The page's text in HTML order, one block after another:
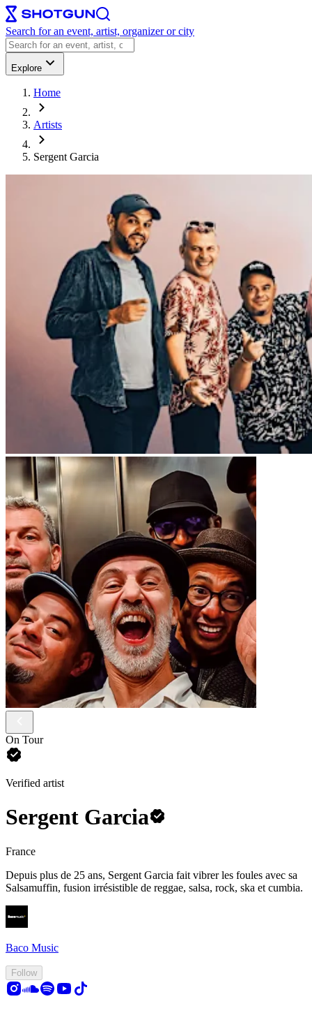
Search for an event, artist, organizer or city
Explore
Home
Artists
Sergent Garcia
On Tour
Verified artist
Sergent Garcia
France
Depuis plus de 25 ans, Sergent Garcia fait vibrer les foules avec sa
Salsamuffin, fusion irrésistible de reggae, salsa, rock, ska et cumbia.
Baco Music
Follow